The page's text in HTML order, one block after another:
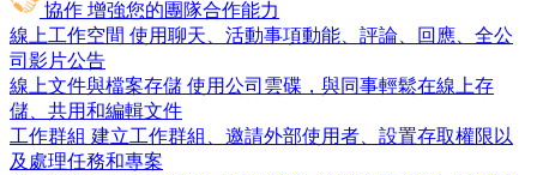
協作 增強您的團隊合作能力
線上工作空間 使用聊天、活動事項動能、評論、回應、全公
司影片公告
線上文件與檔案存儲 使用公司雲碟，與同事輕鬆在線上存
儲、共用和編輯文件
工作群組 建立工作群組、邀請外部使用者、設置存取權限以
及處理任務和專案